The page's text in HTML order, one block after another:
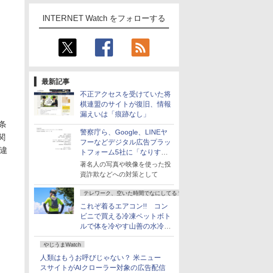
INTERNET Watch をフォローする
最新記事
不正アクセスを受けていた将
棋連盟のサイトが復旧、情報
漏えいは「痕跡なし」
警察庁ら、Google、LINEヤ
フーなどデジタル広告プラッ
トフォーム5社に「なりすま
し詐欺広告」対策強化を要請
著名人の写真や映像を使った投
資詐欺などへの対策として
テレワーク、空いた時間でなにしてる？
これぞ着るエアコン!! コン
ビニで買える冷凍ペットボト
ルで体を冷やす山善の水冷ベ
ストがロードバイクにちょう
どいい【ぼっち・ざ・ろー
ど！その14】
やじうまWatch
人類はもうお呼びじゃない？ 米ニュー
スサイトがAIクローラー対象の広告配信